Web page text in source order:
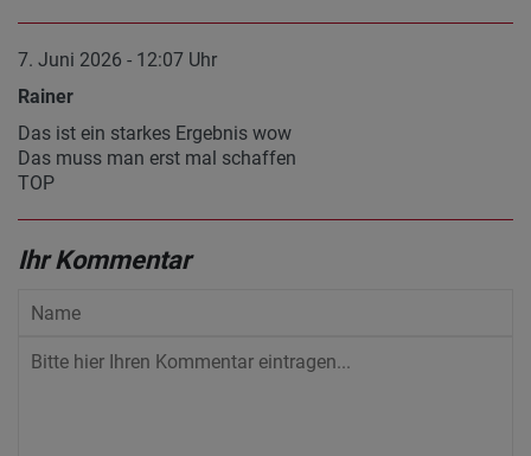
7. Juni 2026 - 12:07 Uhr
Rainer
Das ist ein starkes Ergebnis wow
Das muss man erst mal schaffen
TOP
Ihr Kommentar